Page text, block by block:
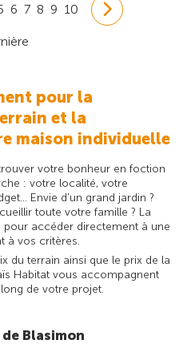
6 7 8 9 10
pour la
et la
maison individuelle
votre bonheur en foction
: votre localité, votre
Envie d'un grand jardin ?
toute votre famille ? La
accéder directement à une
à vos critères.
du terrain ainsi que le prix de la
Habitat vous accompagnent
de votre projet.
Blasimon